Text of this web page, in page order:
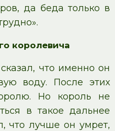
да беда только в
королевича
что именно он
воду. После этих
Но король не
в такое дальнее
что лучше он умрет,